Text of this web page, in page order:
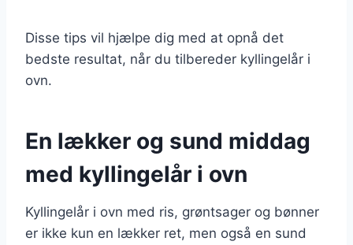
Disse tips vil hjælpe dig med at opnå det
bedste resultat, når du tilbereder kyllingelår i
ovn.
En lækker og sund middag
med kyllingelår i ovn
Kyllingelår i ovn med ris, grøntsager og bønner
er ikke kun en lækker ret, men også en sund